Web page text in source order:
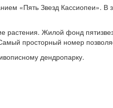
«Пять Звезд Кассиопеи». В
растения. Жилой фонд
просторный номер
дендропарку.